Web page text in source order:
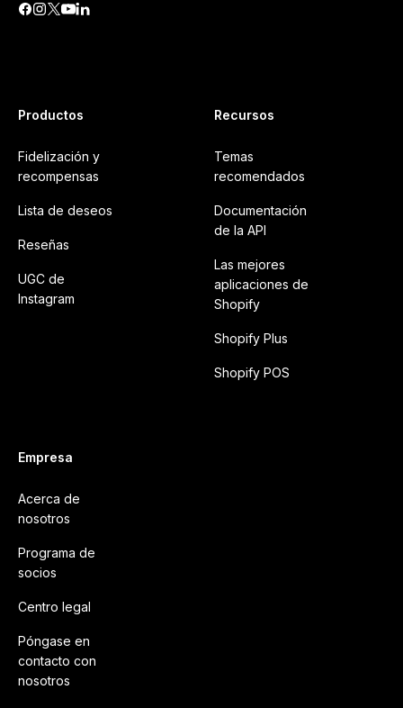
Productos
Fidelización y
recompensas
Lista de deseos
Reseñas
UGC de
Instagram
Recursos
Temas
recomendados
Documentación
de la API
Las mejores
aplicaciones de
Shopify
Shopify Plus
Shopify POS
Empresa
Acerca de
nosotros
Programa de
socios
Centro legal
Póngase en
contacto con
nosotros